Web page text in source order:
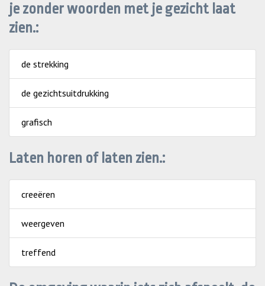
je zonder woorden met je gezicht laat
zien.:
de strekking
de gezichtsuitdrukking
grafisch
Laten horen of laten zien.:
creeëren
weergeven
treffend